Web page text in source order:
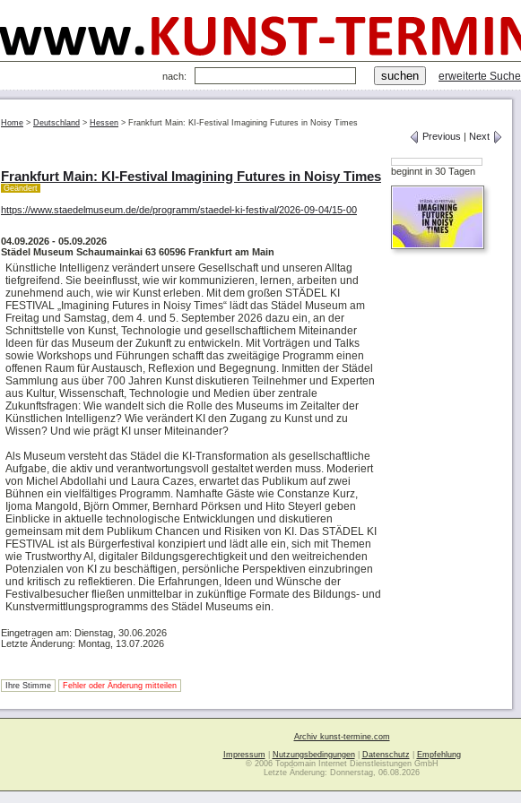
nach: erweiterte Suche
Home > Deutschland > Hessen > Frankfurt Main: KI-Festival Imagining Futures in Noisy Times
Previous | Next
beginnt in 30 Tagen
Frankfurt Main: KI-Festival Imagining Futures in Noisy Times
Geändert
https://www.staedelmuseum.de/de/programm/staedel-ki-festival/2026-09-04/15-00
04.09.2026 - 05.09.2026
Städel Museum Schaumainkai 63 60596 Frankfurt am Main
Künstliche Intelligenz verändert unsere Gesellschaft und unseren Alltag
tiefgreifend. Sie beeinflusst, wie wir kommunizieren, lernen, arbeiten und
zunehmend auch, wie wir Kunst erleben. Mit dem großen STÄDEL KI
FESTIVAL „Imagining Futures in Noisy Times“ lädt das Städel Museum am
Freitag und Samstag, dem 4. und 5. September 2026 dazu ein, an der
Schnittstelle von Kunst, Technologie und gesellschaftlichem Miteinander
Ideen für das Museum der Zukunft zu entwickeln. Mit Vorträgen und Talks
sowie Workshops und Führungen schafft das zweitägige Programm einen
offenen Raum für Austausch, Reflexion und Begegnung. Inmitten der Städel
Sammlung aus über 700 Jahren Kunst diskutieren Teilnehmer und Experten
aus Kultur, Wissenschaft, Technologie und Medien über zentrale
Zukunftsfragen: Wie wandelt sich die Rolle des Museums im Zeitalter der
Künstlichen Intelligenz? Wie verändert KI den Zugang zu Kunst und zu
Wissen? Und wie prägt KI unser Miteinander?
Als Museum versteht das Städel die KI-Transformation als gesellschaftliche
Aufgabe, die aktiv und verantwortungsvoll gestaltet werden muss. Moderiert
von Michel Abdollahi und Laura Cazes, erwartet das Publikum auf zwei
Bühnen ein vielfältiges Programm. Namhafte Gäste wie Constanze Kurz,
Ijoma Mangold, Björn Ommer, Bernhard Pörksen und Hito Steyerl geben
Einblicke in aktuelle technologische Entwicklungen und diskutieren
gemeinsam mit dem Publikum Chancen und Risiken von KI. Das STÄDEL KI
FESTIVAL ist als Bürgerfestival konzipiert und lädt alle ein, sich mit Themen
wie Trustworthy AI, digitaler Bildungsgerechtigkeit und den weitreichenden
Potenzialen von KI zu beschäftigen, persönliche Perspektiven einzubringen
und kritisch zu reflektieren. Die Erfahrungen, Ideen und Wünsche der
Festivalbesucher fließen unmittelbar in zukünftige Formate des Bildungs- und
Kunstvermittlungsprogramms des Städel Museums ein.
Eingetragen am: Dienstag, 30.06.2026
Letzte Änderung: Montag, 13.07.2026
Ihre Stimme Fehler oder Änderung mitteilen
Archiv kunst-termine.com
Impressum
Nutzungsbedingungen| Datenschutz
Empfehlung
© 2006 Topdomain Internet Dienstleistungen GmbH
Letzte Änderung: Donnerstag, 06.08.2026